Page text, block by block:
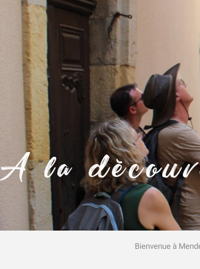
A la
Bienvenue à